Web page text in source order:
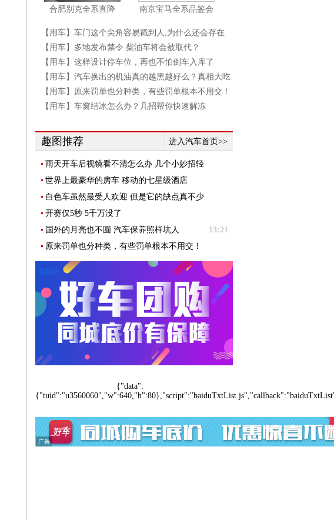
合肥别克全系直降 南京宝马全系品鉴会
【用车】车门这个尖角容易戳到人,为什么还会存在
【用车】多地发布禁令 柴油车将会被取代？
【用车】这样设计停车位，再也不怕倒车入库了
【用车】汽车换出的机油真的越黑越好么？真相大吃
一惊
【用车】原来罚单也分种类，有些罚单根本不用交！
【用车】车窗结冰怎么办？几招帮你快速解冻
趣图推荐 进入汽车首页>>
雨天开车后视镜看不清怎么办 几个小妙招轻
世界上最豪华的房车 移动的七星级酒店
白色车虽然最受人欢迎 但是它的缺点真不少
开赛仅5秒 5千万没了
国外的月亮也不圆 汽车保养照样坑人
13:21
原来罚单也分种类，有些罚单根本不用交！
{"data":